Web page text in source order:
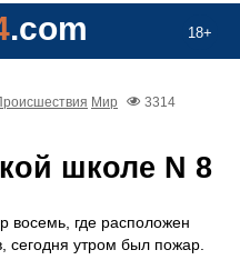
18+
.com
Мир
3314
школе N 8
восемь, где расположен
сегодня утром был пожар.